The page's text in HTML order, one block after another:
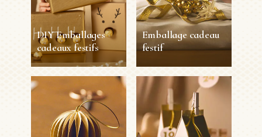
DIY Emballages
cadeaux festifs
DIY Emballages
cadeaux festifs
10 min Facile
Emballage cadeau
festif
Emballage cadeau
festif
10 min Facile